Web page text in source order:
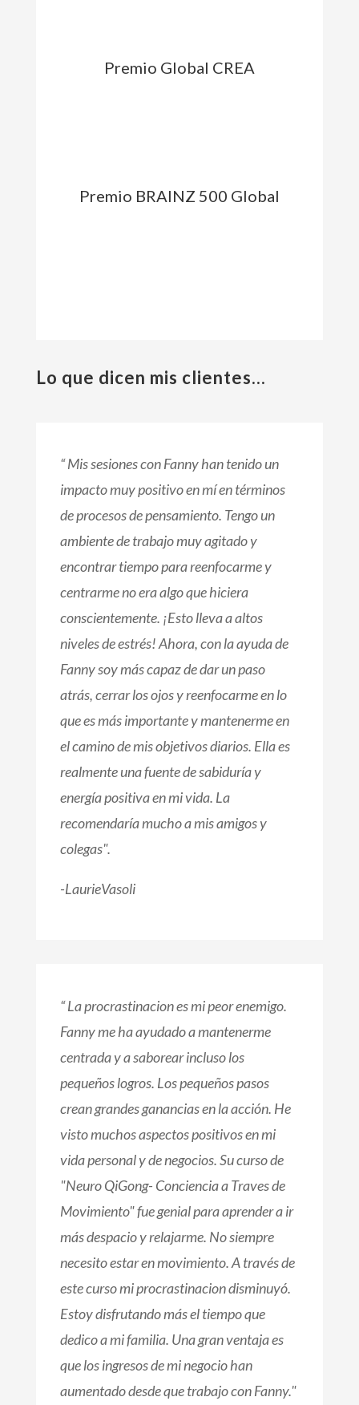
Premio Global CREA
Premio BRAINZ 500 Global
Lo que dicen mis clientes...
“ Mis sesiones con Fanny han tenido un
impacto muy positivo en mí en términos
de procesos de pensamiento. Tengo un
ambiente de trabajo muy agitado y
encontrar tiempo para reenfocarme y
centrarme no era algo que hiciera
conscientemente. ¡Esto lleva a altos
niveles de estrés! Ahora, con la ayuda de
Fanny soy más capaz de dar un paso
atrás, cerrar los ojos y reenfocarme en lo
que es más importante y mantenerme en
el camino de mis objetivos diarios. Ella es
realmente una fuente de sabiduría y
energía positiva en mi vida. La
recomendaría mucho a mis amigos y
colegas".
-LaurieVasoli
“ La procrastinacion es mi peor enemigo.
Fanny me ha ayudado a mantenerme
centrada y a saborear incluso los
pequeños logros. Los pequeños pasos
crean grandes ganancias en la acción. He
visto muchos aspectos positivos en mi
vida personal y de negocios. Su curso de
"Neuro QiGong- Conciencia a Traves de
Movimiento" fue genial para aprender a ir
más despacio y relajarme. No siempre
necesito estar en movimiento. A través de
este curso mi procrastinacion disminuyó.
Estoy disfrutando más el tiempo que
dedico a mi familia. Una gran ventaja es
que los ingresos de mi negocio han
aumentado desde que trabajo con Fanny."